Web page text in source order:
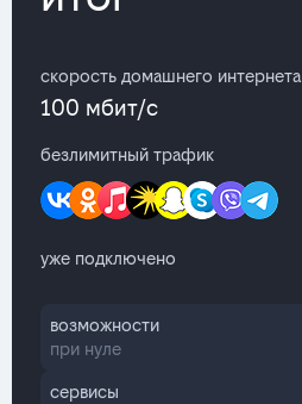
скорость домашнего интернета
100 мбит/с
безлимитный трафик
уже подключено
возможности
при нуле
сервисы